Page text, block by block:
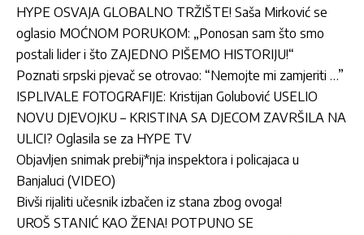
HYPE OSVAJA GLOBALNO TRŽIŠTE! Saša Mirković se
oglasio MOĆNOM PORUKOM: „Ponosan sam što smo
postali lider i što ZAJEDNO PIŠEMO HISTORIJU!“
Poznati srpski pjevač se otrovao: “Nemojte mi zamjeriti …”
ISPLIVALE FOTOGRAFIJE: Kristijan Golubović USELIO
NOVU DJEVOJKU – KRISTINA SA DJECOM ZAVRŠILA NA
ULICI? Oglasila se za HYPE TV
Objavljen snimak prebij*nja inspektora i policajaca u
Banjaluci (VIDEO)
Bivši rijaliti učesnik izbačen iz stana zbog ovoga!
UROŠ STANIĆ KAO ŽENA! POTPUNO SE